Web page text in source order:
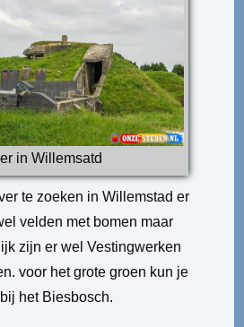
in Willemsatd
te zoeken in Willemstad er
velden met bomen maar
zijn er wel Vestingwerken
voor het grote groen kun je
het Biesbosch.